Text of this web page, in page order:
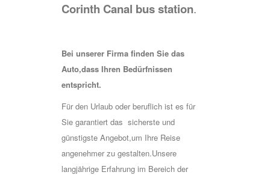
Corinth Canal bus station.
Bei unserer Firma finden Sie das
Auto,dass Ihren Bedürfnissen
entspricht.
Für den Urlaub oder beruflich ist es für
Sie garantiert das sicherste und
günstigste Angebot,um Ihre Reise
angenehmer zu gestalten.Unsere
langjährige Erfahrung im Bereich der